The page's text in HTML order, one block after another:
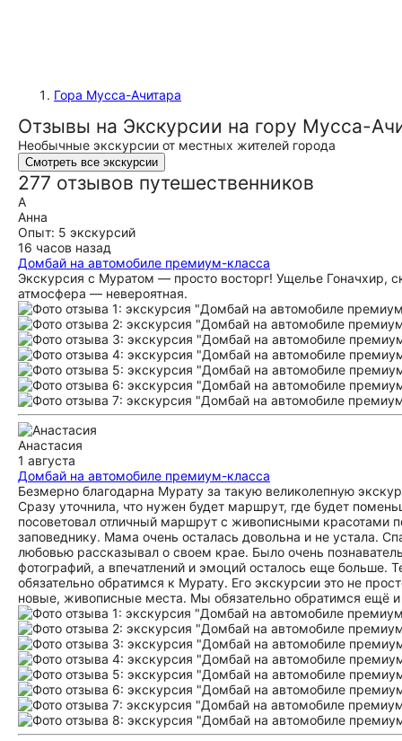
Гора Мусса-Ачитара
Отзывы на Экскурсии на гору Мусса-
Необычные экскурсии от местных жителей города
Смотреть все экскурсии
277 отзывов путешественников
А
Анна
Опыт: 5 экскурсий
16 часов назад
Домбай на автомобиле премиум-класса
Экскурсия с Муратом — просто восторг! Ущелье
атмосфера — невероятная.
Анастасия
1 августа
Домбай на автомобиле премиум-класса
Безмерно благодарна Мурату за такую великолепную
Сразу уточнила, что нужен будет маршрут, где будет
посоветовал отличный маршрут с живописными красотами
заповеднику. Мама очень осталась довольна и не устала.
любовью рассказывал о своем крае. Было очень
фотографий, а впечатлений и эмоций осталось еще
обязательно обратимся к Мурату. Его экскурсии это не
новые, живописные места. Мы обязательно обратимся ещё